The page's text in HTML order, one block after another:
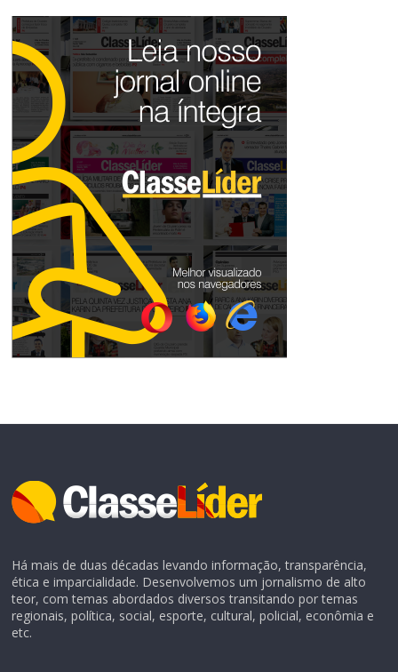
Há mais de duas décadas levando informação, transparência,
ética e imparcialidade. Desenvolvemos um jornalismo de alto
teor, com temas abordados diversos transitando por temas
regionais, política, social, esporte, cultural, policial, econômia e
etc.